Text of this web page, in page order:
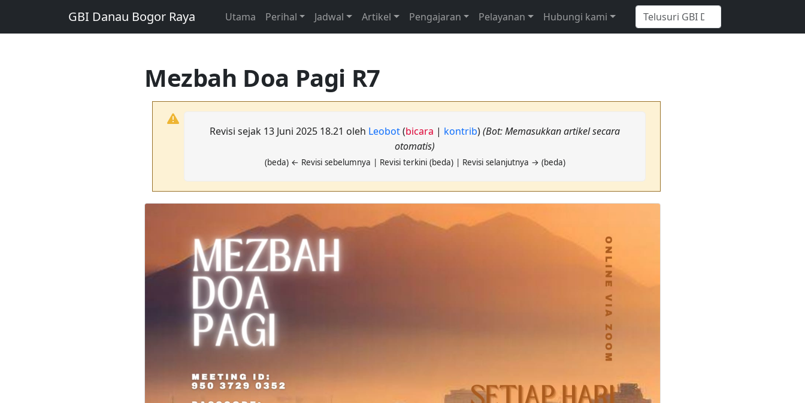
GBI Danau Bogor Raya Utama Perihal Jadwal Artikel Pengajaran Pelayanan Hubungi kami
Mezbah Doa Pagi R7
Revisi sejak 13 Juni 2025 18.21 oleh Leobot(bicara | kontrib)(Bot: Memasukkan artikel secara
otomatis)
(beda) ← Revisi sebelumnya | Revisi terkini (beda) | Revisi selanjutnya → (beda)